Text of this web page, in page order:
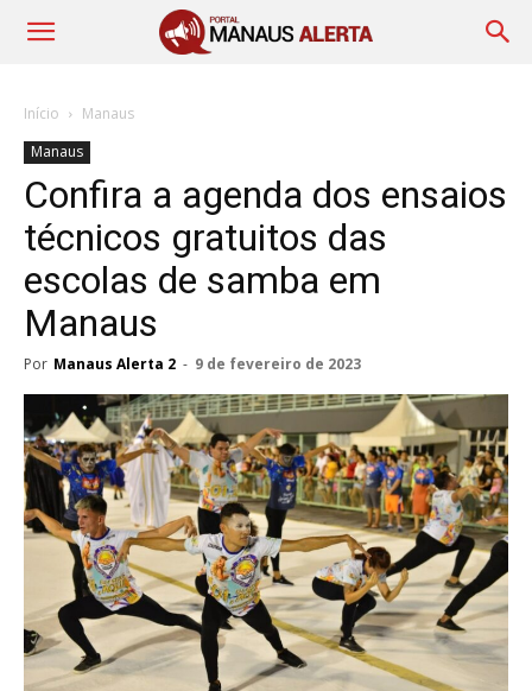
Início
Manaus
Manaus
Confira a agenda dos ensaios
técnicos gratuitos das
escolas de samba em
Manaus
Por Manaus Alerta 2 - 9 de fevereiro de 2023